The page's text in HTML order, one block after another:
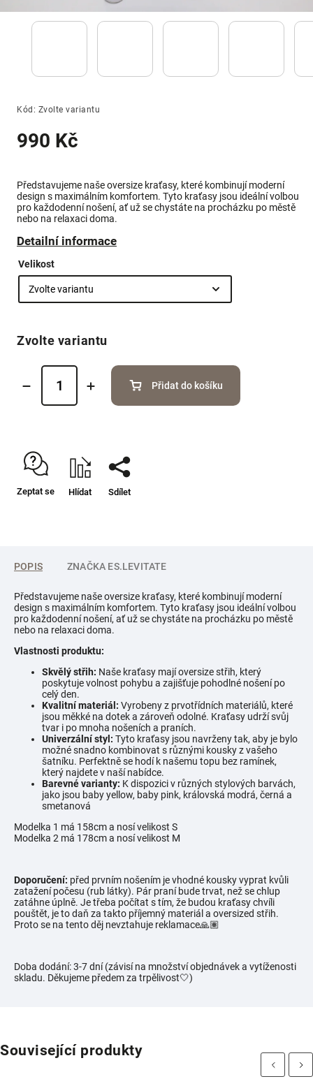
Kód: Zvolte variantu
990 Kč
Představujeme naše oversize kraťasy, které kombinují moderní
design s maximálním komfortem. Tyto kraťasy jsou ideální volbou
pro každodenní nošení, ať už se chystáte na procházku po městě
nebo na relaxaci doma.
Detailní informace
Velikost
Zvolte variantu
Přidat do košíku
Zeptat se Hlídat Sdílet
POPIS ZNAČKA ES.LEVITATE
Představujeme naše oversize kraťasy, které kombinují moderní
design s maximálním komfortem. Tyto kraťasy jsou ideální volbou
pro každodenní nošení, ať už se chystáte na procházku po městě
nebo na relaxaci doma.
Vlastnosti produktu:
Skvělý střih: Naše kraťasy mají oversize střih, který
poskytuje volnost pohybu a zajišťuje pohodlné nošení po
celý den.
Kvalitní materiál: Vyrobeny z prvotřídních materiálů, které
jsou měkké na dotek a zároveň odolné. Kraťasy udrží svůj
tvar i po mnoha nošeních a praních.
Univerzální styl: Tyto kraťasy jsou navrženy tak, aby je bylo
možné snadno kombinovat s různými kousky z vašeho
šatníku. Perfektně se hodí k našemu topu bez ramínek,
který najdete v naší nabídce.
Barevné varianty: K dispozici v různých stylových barvách,
jako jsou baby yellow, baby pink, královská modrá, černá a
smetanová
Modelka 1 má 158cm a nosí velikost S
Modelka 2 má 178cm a nosí velikost M
Doporučení: před prvním nošením je vhodné kousky vyprat kvůli
zatažení počesu (rub látky). Pár praní bude trvat, než se chlup
zatáhne úplně. Je třeba počítat s tím, že budou kraťasy chvíli
pouštět, je to daň za takto příjemný materiál a oversized střih.
Proto se na tento děj nevztahuje reklamace🙏🏽
Doba dodání: 3-7 dní (závisí na množství objednávek a vytíženosti
skladu. Děkujeme předem za trpělivost🤍)
Související produkty
Previous Next